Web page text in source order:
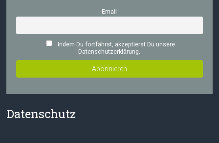
Email
Indem Du fortfährst, akzeptierst Du unsere
Datenschutzerklärung.
Datenschutz